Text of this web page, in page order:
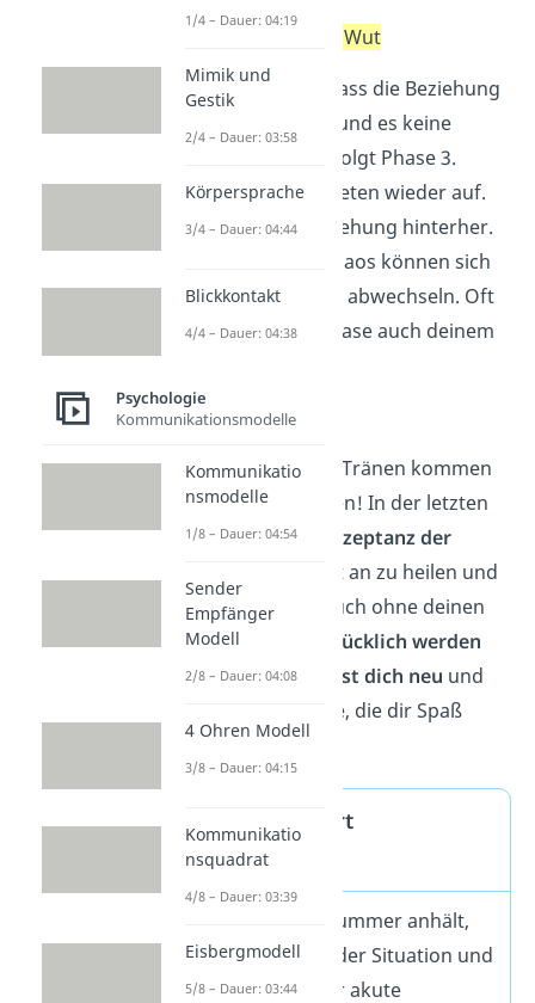
Phase 3: Trauer und Wut
Sobald du merkst, dass die Beziehung
endgültig vorbei ist und es keine
Rettung mehr gibt, folgt Phase 3.
Negative Gefühle
treten wieder auf.
Du trauerst der Beziehung hinterher.
In deinem Gefühlschaos können sich
WutundTraurigkeit
abwechseln. Oft
gibst du in dieser Phase auch deinem
Partner die Schuld.
Phase 4: Akzeptanz
Aber auch nach den Tränen kommen
wieder bessere Zeiten! In der letzten
Phase kommt die
Akzeptanz der
. Du fängst an zu heilen und
erkennst, dass du auch ohne deinen
Ex-Partner wieder
glücklich werden
kannst. Duorientierst dich neu und
findest wieder Dinge, die dir Spaß
machen.
Wie lange dauert
Liebeskummer?
Wie lange Liebeskummer anhält,
hängt immer von der Situation und
der Person ab. Der akute
1/4 – Dauer: 04:19
Mimik und
Gestik
2/4 – Dauer: 03:58
Körpersprache
3/4 – Dauer: 04:44
Blickkontakt
4/4 – Dauer: 04:38
Psychologie
Kommunikationsmodelle
Kommunikatio
nsmodelle
1/8 – Dauer: 04:54
Sender
Empfänger
Modell
2/8 – Dauer: 04:08
4 Ohren Modell
3/8 – Dauer: 04:15
Kommunikatio
nsquadrat
4/8 – Dauer: 03:39
Eisbergmodell
5/8 – Dauer: 03:44